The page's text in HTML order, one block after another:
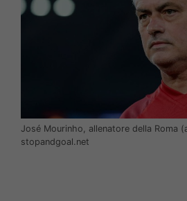
José Mourinho, allenatore della Roma
stopandgoal.net